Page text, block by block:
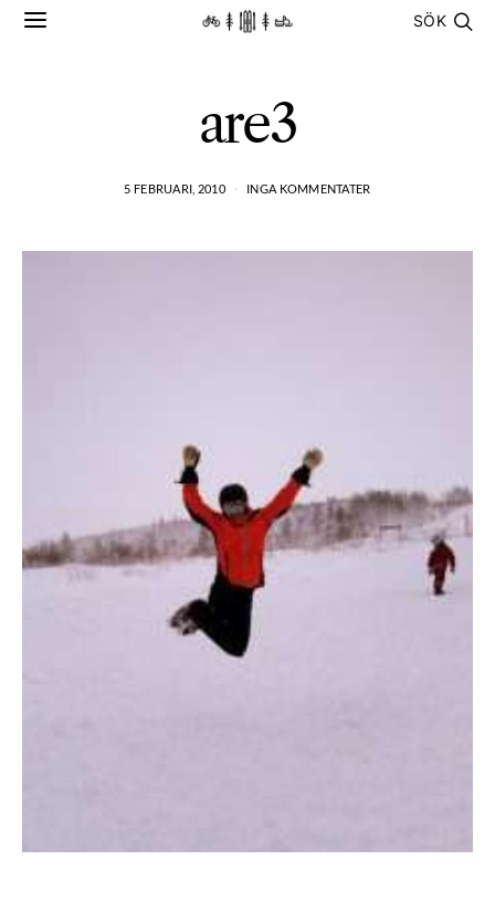
SÖK
are3
5 FEBRUARI, 2010 INGA KOMMENTATER